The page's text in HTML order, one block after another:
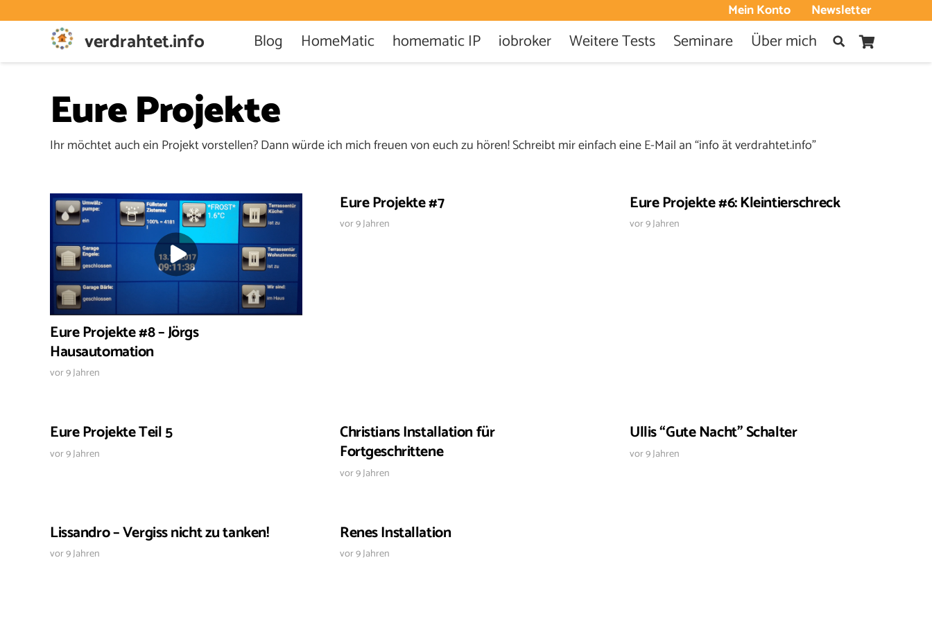
Mein Konto Newsletter
verdrahtet.info Blog HomeMatic homematic IP iobroker Weitere Tests Seminare Über mich
Eure Projekte
Ihr möchtet auch ein Projekt vorstellen? Dann würde ich mich freuen von euch zu hören! Schreibt mir einfach eine E-Mail an “info ät verdrahtet.info”
Eure Projekte #8 – Jörgs
Hausautomation
vor 9 Jahren
Eure Projekte #7
vor 9 Jahren
Eure Projekte #6: Kleintierschreck
vor 9 Jahren
Eure Projekte Teil 5
vor 9 Jahren
Christians Installation für
Fortgeschrittene
vor 9 Jahren
Ullis “Gute Nacht” Schalter
vor 9 Jahren
Lissandro – Vergiss nicht zu tanken!
vor 9 Jahren
Renes Installation
vor 9 Jahren